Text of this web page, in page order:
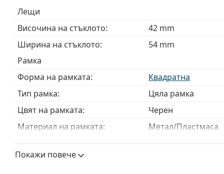
Кърпичката за почистване, доставяна с очилата,
модели могат да бъдат доставяни с торбичка от
Разгледайте пълната ни гама
очила, за да намерите
Това е медицинско устройство. Прочетете
Лещи
Височина на стъклото:
42 mm
Ширина на стъклото:
54 mm
Рамка
Форма на рамката:
Квадратна
Тип рамка:
Цяла рамка
Цвят на рамката:
Черен
Материал на рамката:
Метал/Пластмаса
Размер:
M
Ширина:
Покажи повече